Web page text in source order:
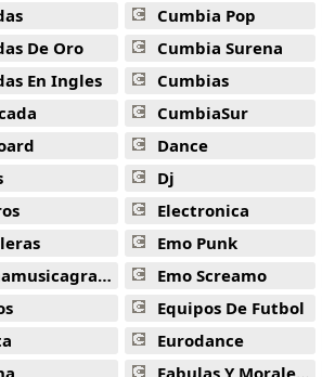
Ss
online
online
online
online
De Oro
En Ingles
Cumbia Pop
Cumbia Surena
Cumbias
CumbiaSur
Dance
Dj
Electronica
Emo Punk
Emo Screamo
Equipos De Futbol
Eurodance
Fabulas Y Moralejas